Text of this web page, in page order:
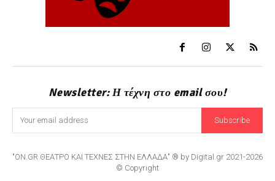
Newsletter: Η τέχνη στο email σου!
Subscribe
"ON.GR ΘΕΑΤΡΟ ΚΑΙ ΤΕΧΝΕΣ ΣΤΗΝ ΕΛΛΑΔΑ" ® by Digital.gr 2021-2026
© Copyright